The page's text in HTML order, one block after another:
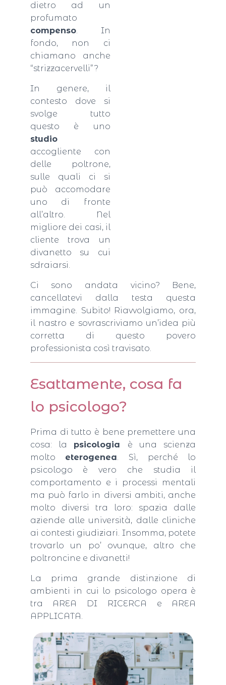
dietro ad un
profumato
compenso. In
fondo, non ci
chiamano anche
“strizzacervelli”?
In genere, il
contesto dove si
svolge tutto
questo è uno
studio
accogliente con
delle poltrone,
sulle quali ci si
può accomodare
uno di fronte
all’altro. Nel
migliore dei casi, il
cliente trova un
divanetto su cui
sdraiarsi.
Ci sono andata vicino? Bene,
cancellatevi dalla testa questa
immagine. Subito! Riavvolgiamo, ora,
il nastro e sovrascriviamo un’idea più
corretta di questo povero
professionista così travisato.
Esattamente, cosa fa
lo psicologo?
Prima di tutto è bene premettere una
cosa: la psicologia è una scienza
molto eterogenea. Sì, perché lo
psicologo è vero che studia il
comportamento e i processi mentali
ma può farlo in diversi ambiti, anche
molto diversi tra loro: spazia dalle
aziende alle università, dalle cliniche
ai contesti giudiziari. Insomma, potete
trovarlo un po’ ovunque, altro che
poltroncine e divanetti!
La prima grande distinzione di
ambienti in cui lo psicologo opera è
tra AREA DI RICERCA e AREA
APPLICATA.